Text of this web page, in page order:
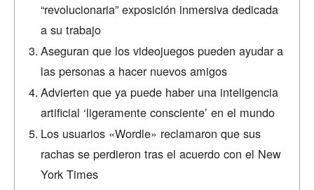
“revolucionaria” exposición inmersiva dedicada
a su trabajo
Aseguran que los videojuegos pueden ayudar a
las personas a hacer nuevos amigos
Advierten que ya puede haber una inteligencia
artificial ‘ligeramente consciente’ en el mundo
Los usuarios «Wordle» reclamaron que sus
rachas se perdieron tras el acuerdo con el New
York Times